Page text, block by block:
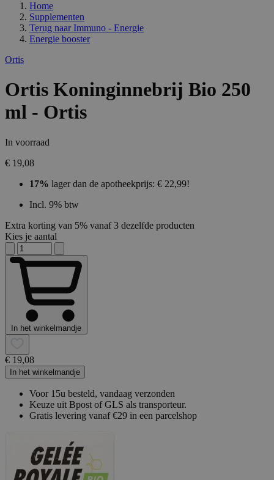
Home
Supplementen
Terug naar Immuno - Energie
Energie booster
Ortis
Ortis Koninginnebrij Bio 250
ml - Ortis
In voorraad
€ 19,08
17% lager dan de apotheekprijs: € 22,99!
Incl. 9% btw
Extra korting van 5% vanaf 3 dezelfde producten
Kies je aantal
In het winkelmandje
€ 19,08
In het winkelmandje
Voor 15u besteld, vandaag verzonden
Keuze uit Bpost of GLS als transporteur.
Gratis levering vanaf €29 in een parcelshop